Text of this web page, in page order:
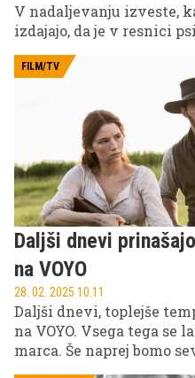
V nadaljevanju izveste,
izdajajo, da je v resnici
FILM/TV
Daljši dnevi
na VOYO
28. 02. 2025 10.11
Daljši dnevi, toplejše
na VOYO. Vsega tega se
marca. Še naprej bomo